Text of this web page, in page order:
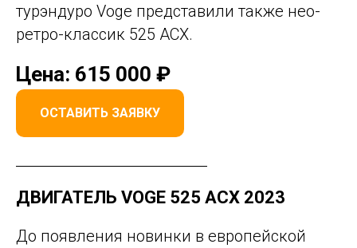
турэндуро Voge представили также нео-
ретро-классик 525 ACX.
Цена: 615 000 ₽
ОСТАВИТЬ ЗАЯВКУ
ДВИГАТЕЛЬ VOGE 525 ACX 2023
До появления новинки в европейской